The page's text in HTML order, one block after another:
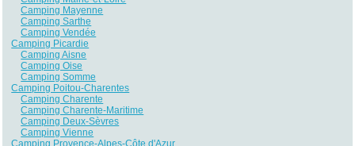
Camping Mayenne
Camping Sarthe
Camping Vendée
Camping Picardie
Camping Aisne
Camping Oise
Camping Somme
Camping Poitou-Charentes
Camping Charente
Camping Charente-Maritime
Camping Deux-Sèvres
Camping Vienne
Camping Provence-Alpes-Côte d'Azur